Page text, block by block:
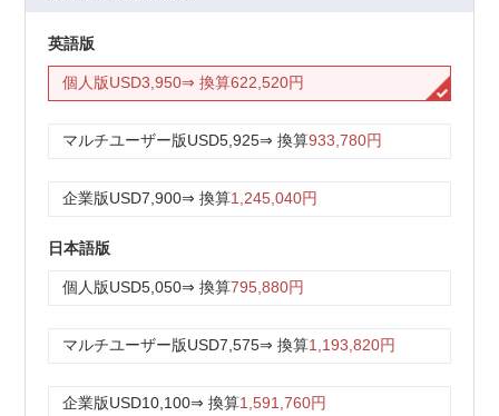
英語版
個人版USD3,950⇒ 換算622,520円
マルチユーザー版USD5,925⇒ 換算933,780円
企業版USD7,900⇒ 換算1,245,040円
日本語版
個人版USD5,050⇒ 換算795,880円
マルチユーザー版USD7,575⇒ 換算1,193,820円
企業版USD10,100⇒ 換算1,591,760円